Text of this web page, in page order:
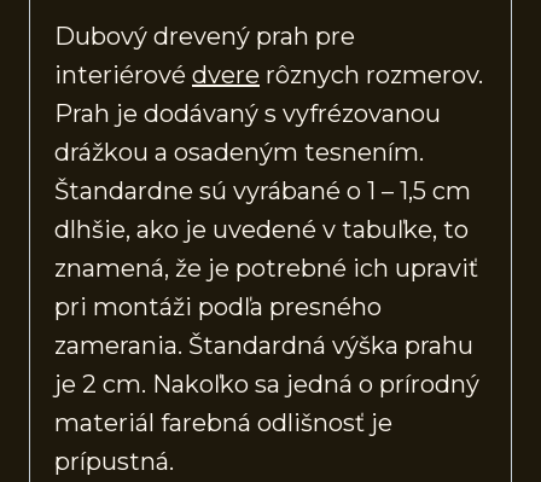
Dubový drevený prah pre
interiérové dvere rôznych rozmerov.
Prah je dodávaný s vyfrézovanou
drážkou a osadeným tesnením.
Štandardne sú vyrábané o 1 – 1,5 cm
dlhšie, ako je uvedené v tabuľke, to
znamená, že je potrebné ich upraviť
pri montáži podľa presného
zamerania. Štandardná výška prahu
je 2 cm. Nakoľko sa jedná o prírodný
materiál farebná odlišnosť je
prípustná.